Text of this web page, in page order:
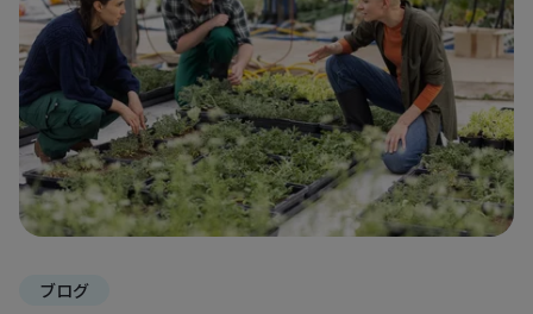
ブログ